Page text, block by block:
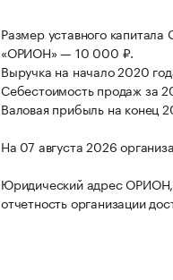
Размер уставного
«ОРИОН» — 10 000 ₽.
Выручка на начало 2020
Себестоимость продаж за
Валовая прибыль на конец
На 07 августа 2026
Юридический адрес ОРИОН,
отчетность организации